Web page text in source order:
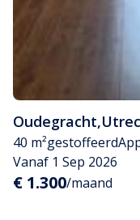
Oudegracht,
40 m²gestoffeerd
Vanaf 1 Sep 2026
€ 1.300/maand